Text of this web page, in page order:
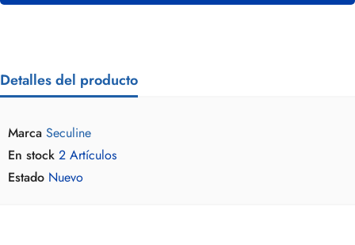
Detalles del producto
Marca Seculine
En stock 2 Artículos
Estado Nuevo